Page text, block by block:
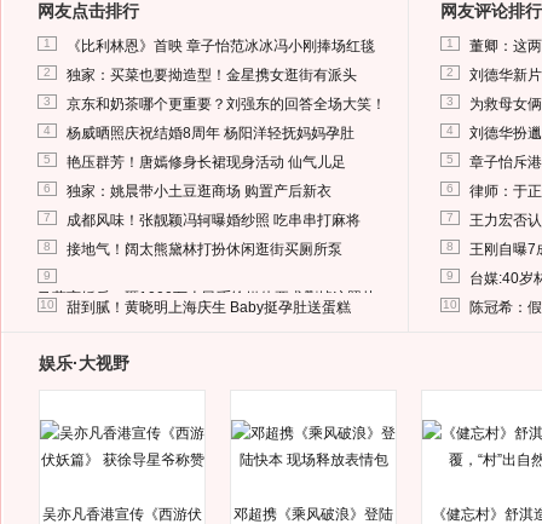
网友点击排行
1 《比利林恩》首映 章子怡范冰冰冯小刚捧场红毯
2 独家：买菜也要拗造型！金星携女逛街有派头
3 京东和奶茶哪个更重要？刘强东的回答全场大笑！
4 杨威晒照庆祝结婚8周年 杨阳洋轻抚妈妈孕肚
5 艳压群芳！唐嫣修身长裙现身活动 仙气儿足
6 独家：姚晨带小土豆逛商场 购置产后新衣
7 成都风味！张靓颖冯轲曝婚纱照 吃串串打麻将
8 接地气！阔太熊黛林打扮休闲逛街买厕所泵
9
马蓉离婚后，砸1000万人民币给媒体要求删掉这照片
10 甜到腻！黄晓明上海庆生 Baby挺孕肚送蛋糕
网友评论排行
1 董卿：这
2 刘德华新
3 为救母女
4 刘德华扮
5 章子怡斥
6 律师：于
7 王力宏否
8 王刚自曝7
9 台媒:40岁
10 陈冠希：
娱乐·大视野
吴亦凡香港宣传《西游伏
邓超携《乘风破浪》登陆
《健忘村》舒淇